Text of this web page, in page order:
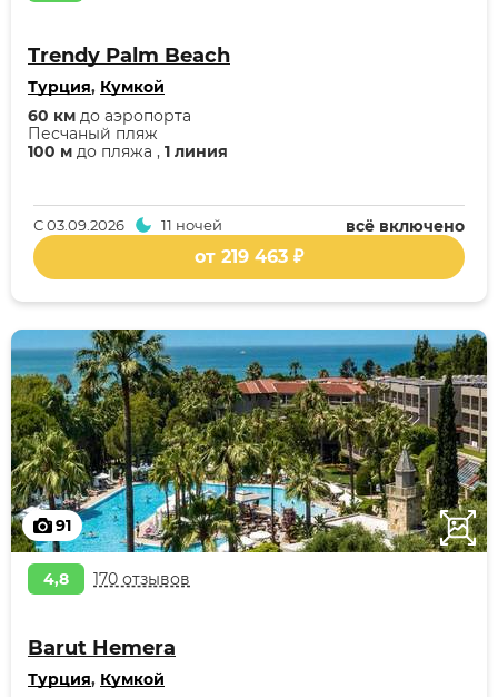
Trendy Palm Beach
Турция, Кумкой
100 м до пляжа , 1 линия
Песчаный пляж
60 км до аэропорта
всё включено
С03.09.2026 11 ночей
от 219 463 ₽
91
4,8 170 отзывов
Barut Hemera
Турция, Кумкой